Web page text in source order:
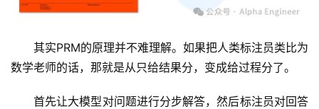
其实PRM的原理并不难理解。如果把人类标注员类比为
数学老师的话，那就是从只给结果分，变成给过程分了。
首先让大模型对问题进行分步解答，然后标注员对回答